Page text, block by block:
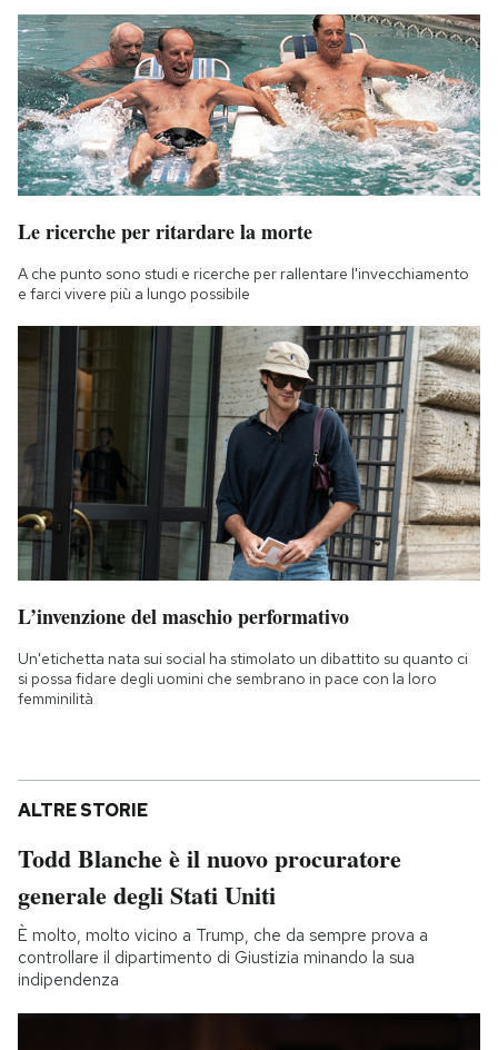
Le ricerche per ritardare la morte
A che punto sono studi e ricerche per rallentare l'invecchiamento
e farci vivere più a lungo possibile
L’invenzione del maschio performativo
Un'etichetta nata sui social ha stimolato un dibattito su quanto ci
si possa fidare degli uomini che sembrano in pace con la loro
femminilità
ALTRE STORIE
Todd Blanche è il nuovo procuratore
generale degli Stati Uniti
È molto, molto vicino a Trump, che da sempre prova a
controllare il dipartimento di Giustizia minando la sua
indipendenza